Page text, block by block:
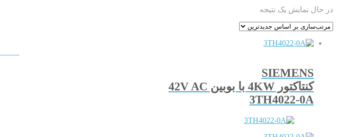
در حال نمایش یک نتیجه
SIEMENS
کنتاکتور 4KW با بوبین 42V AC
3TH4022-0A